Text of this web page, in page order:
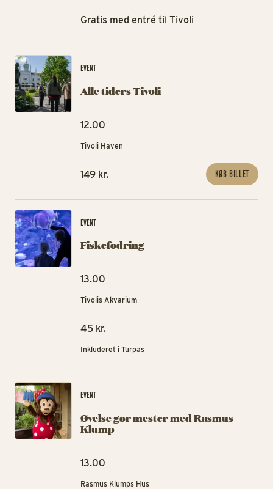
Gratis med entré til Tivoli
EVENT
Alle tiders Tivoli
12.00
Tivoli Haven
149 kr. KØB BILLET
EVENT
Fiskefodring
13.00
Tivolis Akvarium
45 kr.
Inkluderet i Turpas
EVENT
Øvelse gør mester med Rasmus
Klump
13.00
Rasmus Klumps Hus